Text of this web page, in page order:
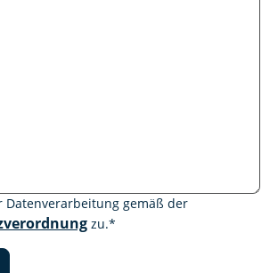
Datenverarbeitung gemäß der
zu.*